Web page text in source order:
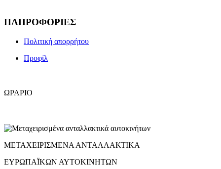
ΠΛΗΡΟΦΟΡΙΕΣ
Πολιτική απορρήτου
Προφίλ
ΩΡΑΡΙΟ
ΜΕΤΑΧΕΙΡΙΣΜΕΝΑ ΑΝΤΑΛΛΑΚΤΙΚΑ
ΕΥΡΩΠΑΪΚΩΝ ΑΥΤΟΚΙΝΗΤΩΝ